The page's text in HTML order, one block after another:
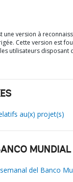
une version à
Cette version est
utilisateurs disposant
au(x) projet(s)
MUNDIAL
del Banco